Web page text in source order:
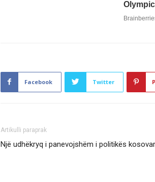
Facebook Twitter
Artikulli paraprak
Një udhëkryq i panevojshëm i politikës